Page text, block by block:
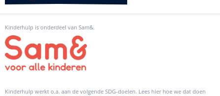
Kinderhulp is onderdeel van Sam&.
Kinderhulp werkt o.a. aan de volgende SDG-doelen. Lees hier hoe we dat doen